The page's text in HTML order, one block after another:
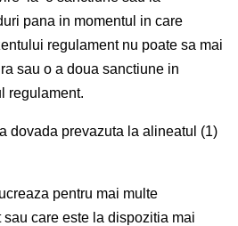
pana in momentul in care
regulament nu poate sa mai
sau o a doua sanctiune in
regulament.
dovada prevazuta la alineatul (1)
pentru mai multe
care este la dispozitia mai